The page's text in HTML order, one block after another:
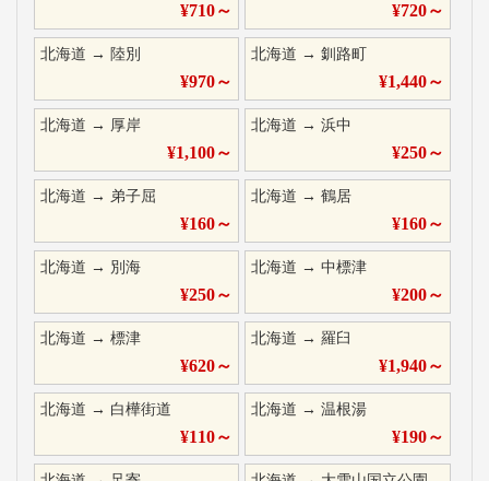
¥710～ ¥720～
北海道 → 陸別
¥970～
北海道 →釧路町
¥1,440～
北海道 → 厚岸
¥1,100～
北海道 →浜中
¥250～
北海道 → 弟子屈
¥160～
北海道 →鶴居
¥160～
北海道 → 別海
¥250～
北海道 →中標津
¥200～
北海道 → 標津
¥620～
北海道 →羅臼
¥1,940～
北海道 → 白樺街道
¥110～
北海道 →温根湯
¥190～